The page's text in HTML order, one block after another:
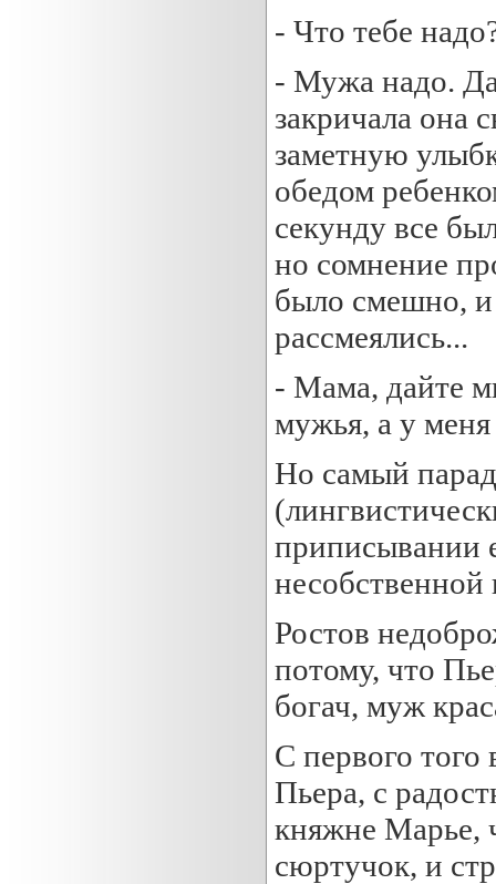
- Что тебе
- Мужа надо.
закричала она
заметную
обедом
секунду все
но сомнение
было смешно, и
рассмеялись...
- Мама, дайте
мужья, а у меня
Но самый
приписывании
Ростов
потому, что
богач, муж
С первого того
Пьера, с
княжне Марье,
сюртучок, и